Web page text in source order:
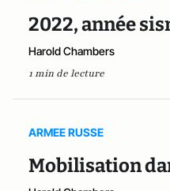
2022, année
Harold Chambers
1 min de lecture
ARMEE RUSSE
Mobilisation